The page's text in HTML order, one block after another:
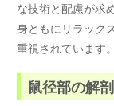
な技術と配慮が求
身ともにリラック
重視されています。
鼠径部の解